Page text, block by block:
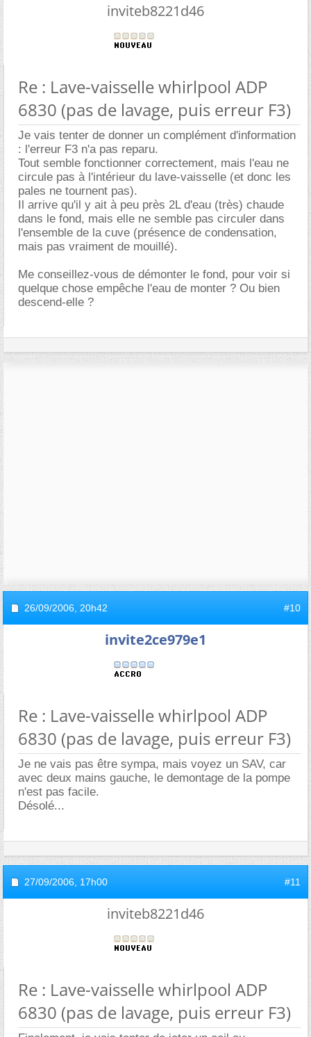
inviteb8221d46
Re : Lave-vaisselle whirlpool ADP
6830 (pas de lavage, puis erreur F3)
Je vais tenter de donner un complément d'information
: l'erreur F3 n'a pas reparu.
Tout semble fonctionner correctement, mais l'eau ne
circule pas à l'intérieur du lave-vaisselle (et donc les
pales ne tournent pas).
Il arrive qu'il y ait à peu près 2L d'eau (très) chaude
dans le fond, mais elle ne semble pas circuler dans
l'ensemble de la cuve (présence de condensation,
mais pas vraiment de mouillé).
Me conseillez-vous de démonter le fond, pour voir si
quelque chose empêche l'eau de monter ? Ou bien
descend-elle ?
26/09/2006, 20h42 #10
invite2ce979e1
Re : Lave-vaisselle whirlpool ADP
6830 (pas de lavage, puis erreur F3)
Je ne vais pas être sympa, mais voyez un SAV, car
avec deux mains gauche, le demontage de la pompe
n'est pas facile.
Désolé...
27/09/2006, 17h00 #11
inviteb8221d46
Re : Lave-vaisselle whirlpool ADP
6830 (pas de lavage, puis erreur F3)